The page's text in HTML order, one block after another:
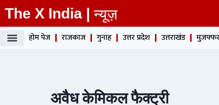
The X India | न्यूज़
होम पेज राजकाज गुनाह उत्तर प्रदेश उत्तराखंड
अवैध केमिकल फैक्ट्री